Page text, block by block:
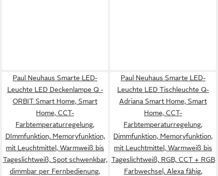
Paul Neuhaus Smarte LED-
Leuchte LED Deckenlampe Q -
ORBIT Smart Home, Smart
Home, CCT-
Farbtemperaturregelung,
DImmfunktion, Memoryfunktion,
mit Leuchtmittel, Warmweiß bis
Tageslichtweiß, Spot schwenkbar,
dimmbar per Fernbedienung,
Paul Neuhaus Smarte LED-
Leuchte LED Tischleuchte Q-
Adriana Smart Home, Smart
Home, CCT-
Farbtemperaturregelung,
Dimmfunktion, Memoryfunktion,
mit Leuchtmittel, Warmweiß bis
Tageslichtweiß, RGB, CCT + RGB
Farbwechsel, Alexa fähig,